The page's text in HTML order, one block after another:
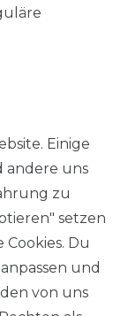
Einige
andere uns
zu
setzen
Du
und
von uns
AGB